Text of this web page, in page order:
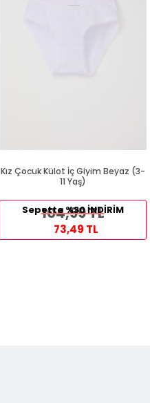
Kız Çocuk Külot İç Giyim Beyaz (3-
11 Yaş)
104,99 TL
Sepette %30 İNDİRİM
73,49 TL